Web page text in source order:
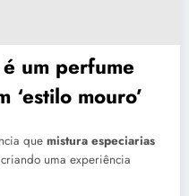
um perfume
‘estilo mouro’
que mistura especiarias
uma experiência